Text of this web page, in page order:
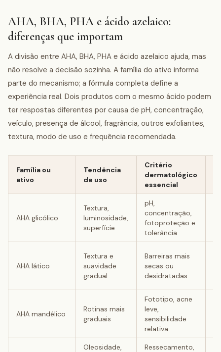
AHA, BHA, PHA e ácido azelaico:
diferenças que importam
A divisão entre AHA, BHA, PHA e ácido azelaico ajuda, mas
não resolve a decisão sozinha. A família do ativo informa
parte do mecanismo; a fórmula completa define a
experiência real. Dois produtos com o mesmo ácido podem
ter respostas diferentes por causa de pH, concentração,
veículo, presença de álcool, fragrância, outros exfoliantes,
textura, modo de uso e frequência recomendada.
Família ou
ativo
Tendência
de uso
Critério
dermatológico
essencial
AHA glicólico
Textura,
luminosidade,
superfície
pH,
concentração,
fotoproteção e
tolerância
AHA lático
Textura e
suavidade
gradual
Barreiras mais
secas ou
desidratadas
AHA mandélico
Rotinas mais
graduais
Fototipo, acne
leve,
sensibilidade
relativa
Oleosidade,
Ressecamento,